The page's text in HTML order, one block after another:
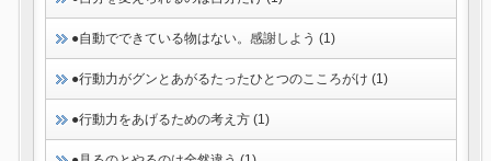
●自動でできている物はない。感謝しよう (1)
●行動力がグンとあがるたったひとつのこころがけ (1)
●行動力をあげるための考え方 (1)